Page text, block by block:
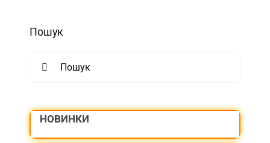
Пошук
НОВИНКИ